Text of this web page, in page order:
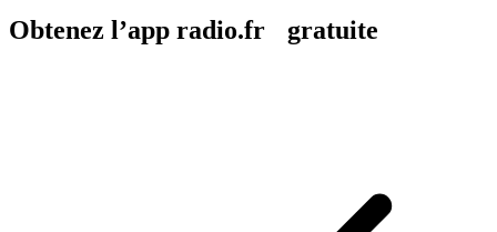
Obtenez l’app radio.fr gratuite